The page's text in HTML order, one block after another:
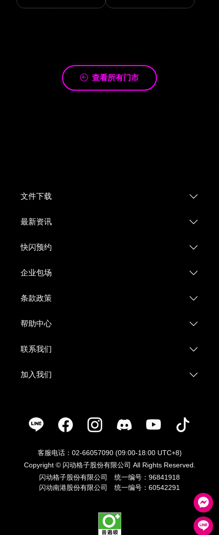
查看所有门市
文件下载
最新资讯
快闪预约
企业包场
条款政策
帮助中心
联系我们
加入我们
客服电话：02-66057090 (09:00-18:00 UTC+8)
Copyright © 闪动格子股份有限公司 All Rights Reserved.
闪动格子股份有限公司 统一编号：96841918
闪动南港股份有限公司 统一编号：60542291